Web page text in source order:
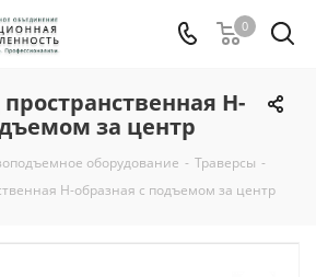
0
Н-
за центр
оборудование - Траверсы -
Н-образная с подъемом за центр